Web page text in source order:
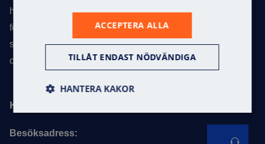
handel, industrifastigheter, offentliga lokaler, skolor och
förskolor. Med över 30 år i branschen har vi etablerat oss
som en av Skandinaviens ledande experter inom vårt
område.
Kontaktuppgifter
Besöksadress:
ACCEPTERA ALLA
TILLÅT ENDAST NÖDVÄNDIGA
HANTERA KAKOR